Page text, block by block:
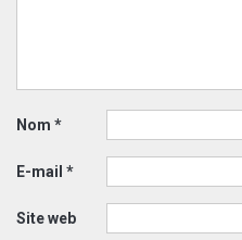
Nom *
E-mail *
Site web